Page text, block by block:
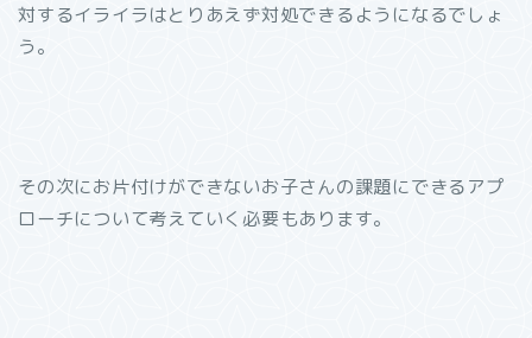
対するイライラはとりあえず対処できるようになるでしょ
う。
その次にお片付けができないお子さんの課題にできるアプ
ローチについて考えていく必要もあります。